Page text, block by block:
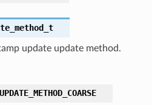
update update method.